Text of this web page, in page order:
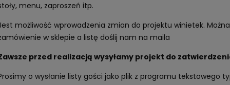
menu, zaproszeń itp.
możliwość wprowadzenia zmian do projektu winietek.
w sklepie a listę doślij nam na maila
przed realizacją wysyłamy projekt do
o wysłanie listy gości jako plik z programu